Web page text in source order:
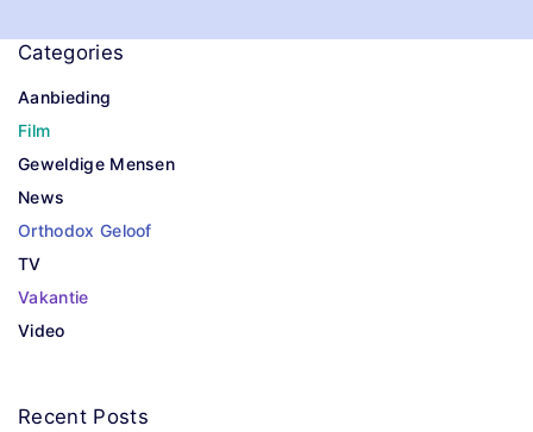
Categories
Aanbieding
Film
Geweldige Mensen
News
Orthodox Geloof
TV
Vakantie
Video
Recent Posts